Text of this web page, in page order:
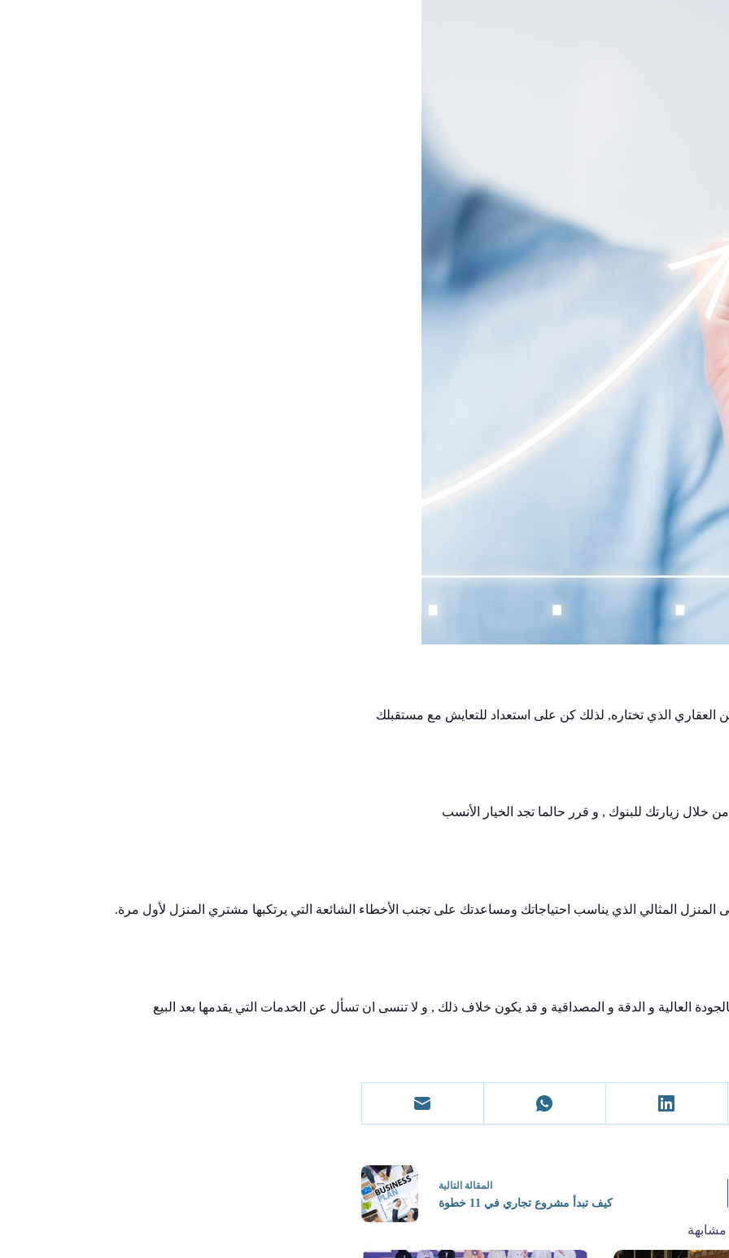
العقاري الذي تختاره, لذلك كن على استعداد للتعايش مع مستقبلك
زيارتك للبنوك , و قرر حالما تجد الخيار الأنسب
المثالي الذي يناسب احتياجاتك ومساعدتك على تجنب الأخطاء الشائعة التي يرتكبها مشتري المنزل لأول مرة.
العالية و الدقة و المصداقية و قد يكون خلاف ذلك , و لا تنسى ان تسأل عن الخدمات التي يقدمها بعد البيع
المقالة التالية
كيف تبدأ مشروع تجاري في 11 خطوة